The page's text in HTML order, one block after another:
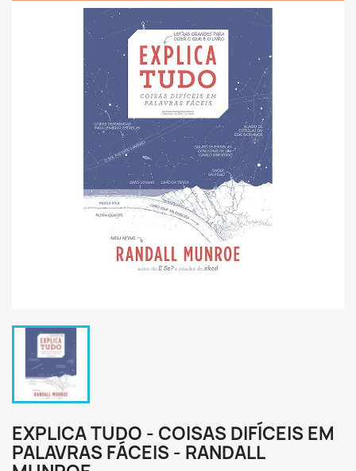
EXPLICA TUDO - COISAS DIFÍCEIS EM
PALAVRAS FÁCEIS - RANDALL